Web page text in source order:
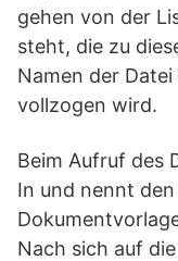
gehen von der
steht, die zu
Namen der
vollzogen wird.
Beim Aufruf des
In und nennt
Nach sich auf